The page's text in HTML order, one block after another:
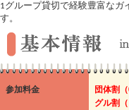
1グループ貸切で経験豊富なガ
す。
参加料金
団体割
グル割